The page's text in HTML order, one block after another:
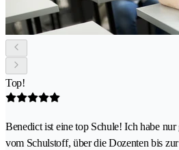
Top!
Benedict ist eine top Schule! Ich habe
vom Schulstoff, über die Dozenten bis